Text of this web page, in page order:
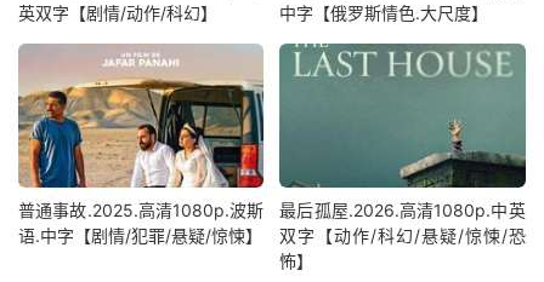
英双字【剧情/动作/科幻】
中字【俄罗斯情色.大尺度】
普通事故.2025.高清1080p.波斯
语.中字【剧情/犯罪/悬疑/惊悚】
最后孤屋.2026.高清1080p.中英
双字【动作/科幻/悬疑/惊悚/恐
怖】